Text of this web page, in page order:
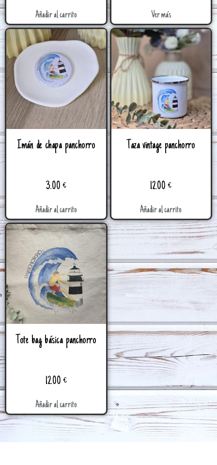
Añadir al carrito Ver más
Imán de chapa panchorro
3.00 €
Añadir al carrito
Taza vintage panchorro
12.00€
Añadir al carrito
Tote bag básica panchorro
12.00 €
Añadir al carrito